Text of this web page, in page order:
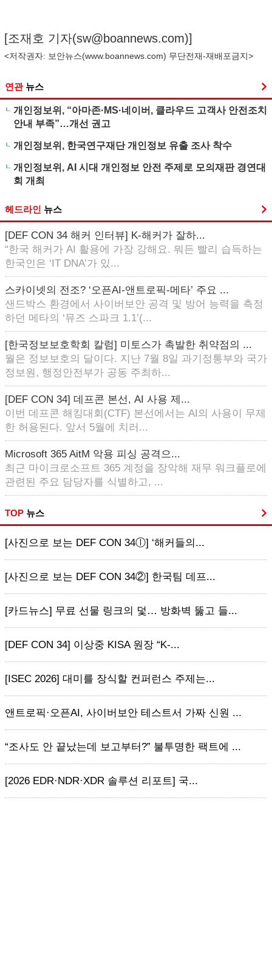
[조재호 기자(sw@boannews.com)]
<저작권자: 보안뉴스(www.boannews.com) 무단전재-재배포금지>
연관 뉴스
개인정보위, “아마존·MS·네이버, 클라우드 고객사 안전조치
안내 부족”…개선 권고
개인정보위, 한국연구재단 개인정보 유출 조사 착수
개인정보위, AI 시대 개인정보 안전 주제로 모의재판 경연대
회 개최
헤드라인 뉴스
[DEF CON 34 해커 인터뷰] K-해커가 잘하...
“한국 해커가 AI 활용에 가장 강해요. 뭐든 빨리 습득하는
한국인은 ‘IT DNA’가 있...
스카이넷의 전조? ‘오픈AI-앤트로픽-메타’ 주요 ...
샌드박스 환경에서 사이버보안 공격 및 방어 능력을 측정
하던 메타의 ‘뮤즈 스파크 1.1’(...
[한국정보보호학회 칼럼] 미토스가 촉발한 취약점의 ...
월은 정보보호의 달이다. 지난 7월 8일 과기정통부와 국가
정보원, 행정안전부가 공동 주최하...
[DEF CON 34] 데프콘 본선, AI 사용 제...
이번 데프콘 해킹대회(CTF) 본선에서는 AI의 사용이 무제
한 허용된다. 앞서 5월에 치러...
Microsoft 365 AitM 악용 피싱 공격으...
최근 마이크로소프트 365 계정을 장악해 재무 워크플로에
관련된 주요 담당자를 식별하고, ...
TOP 뉴스
[사진으로 보는 DEF CON 34ⓛ] ‘해커들의...
[사진으로 보는 DEF CON 34②] 한국팀 데프...
[카드뉴스] 무료 선물 링크의 덫… 방화벽 뚫고 들...
[DEF CON 34] 이상중 KISA 원장 “K-...
[ISEC 2026] 대미를 장식할 컨퍼런스 주제는...
앤트로픽·오픈AI, 사이버보안 테스트서 가짜 신원 ...
“조사도 안 끝났는데 보고부터?” 불투명한 팩트에 ...
[2026 EDR·NDR·XDR 솔루션 리포트] 국...